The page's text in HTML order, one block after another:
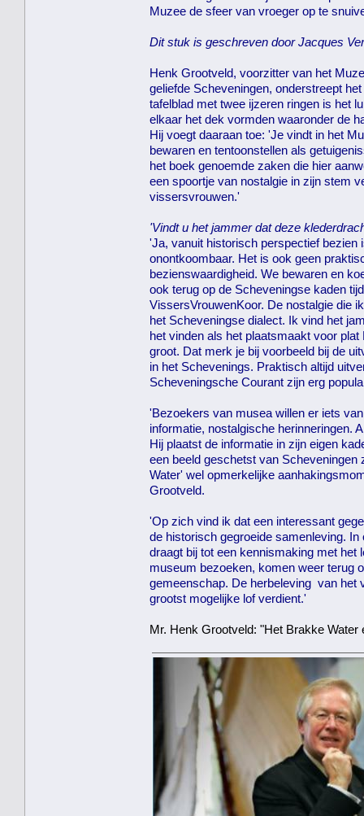
Muzee de sfeer van vroeger op te
Dit stuk is geschreven door Jacques
Henk Grootveld, voorzitter van het
geliefde Scheveningen, onderstreept
tafelblad met twee ijzeren ringen is het
elkaar het dek vormden waaronder de
Hij voegt daaraan toe: 'Je vindt in het
bewaren en tentoonstellen als
het boek genoemde zaken die hier
een spoortje van nostalgie in zijn stem
vissersvrouwen.'
'Vindt u het jammer dat deze
'Ja, vanuit historisch perspectief bezien
onontkoombaar. Het is ook geen
bezienswaardigheid. We bewaren en
ook terug op de Scheveningse kaden
VissersVrouwenKoor. De nostalgie die
het Scheveningse dialect. Ik vind het
het vinden als het plaatsmaakt voor
groot. Dat merk je bij voorbeeld bij de
in het Schevenings. Praktisch altijd
Scheveningsche Courant zijn erg
'Bezoekers van musea willen er iets
informatie, nostalgische herinneringen.
Hij plaatst de informatie in zijn eigen
een beeld geschetst van
Water' wel opmerkelijke
Grootveld.
'Op zich vind ik dat een interessant
de historisch gegroeide samenleving.
draagt bij tot een kennismaking met
museum bezoeken, komen weer terug
gemeenschap. De herbeleving van het
grootst mogelijke lof verdient.'
Mr. Henk Grootveld: "Het Brakke